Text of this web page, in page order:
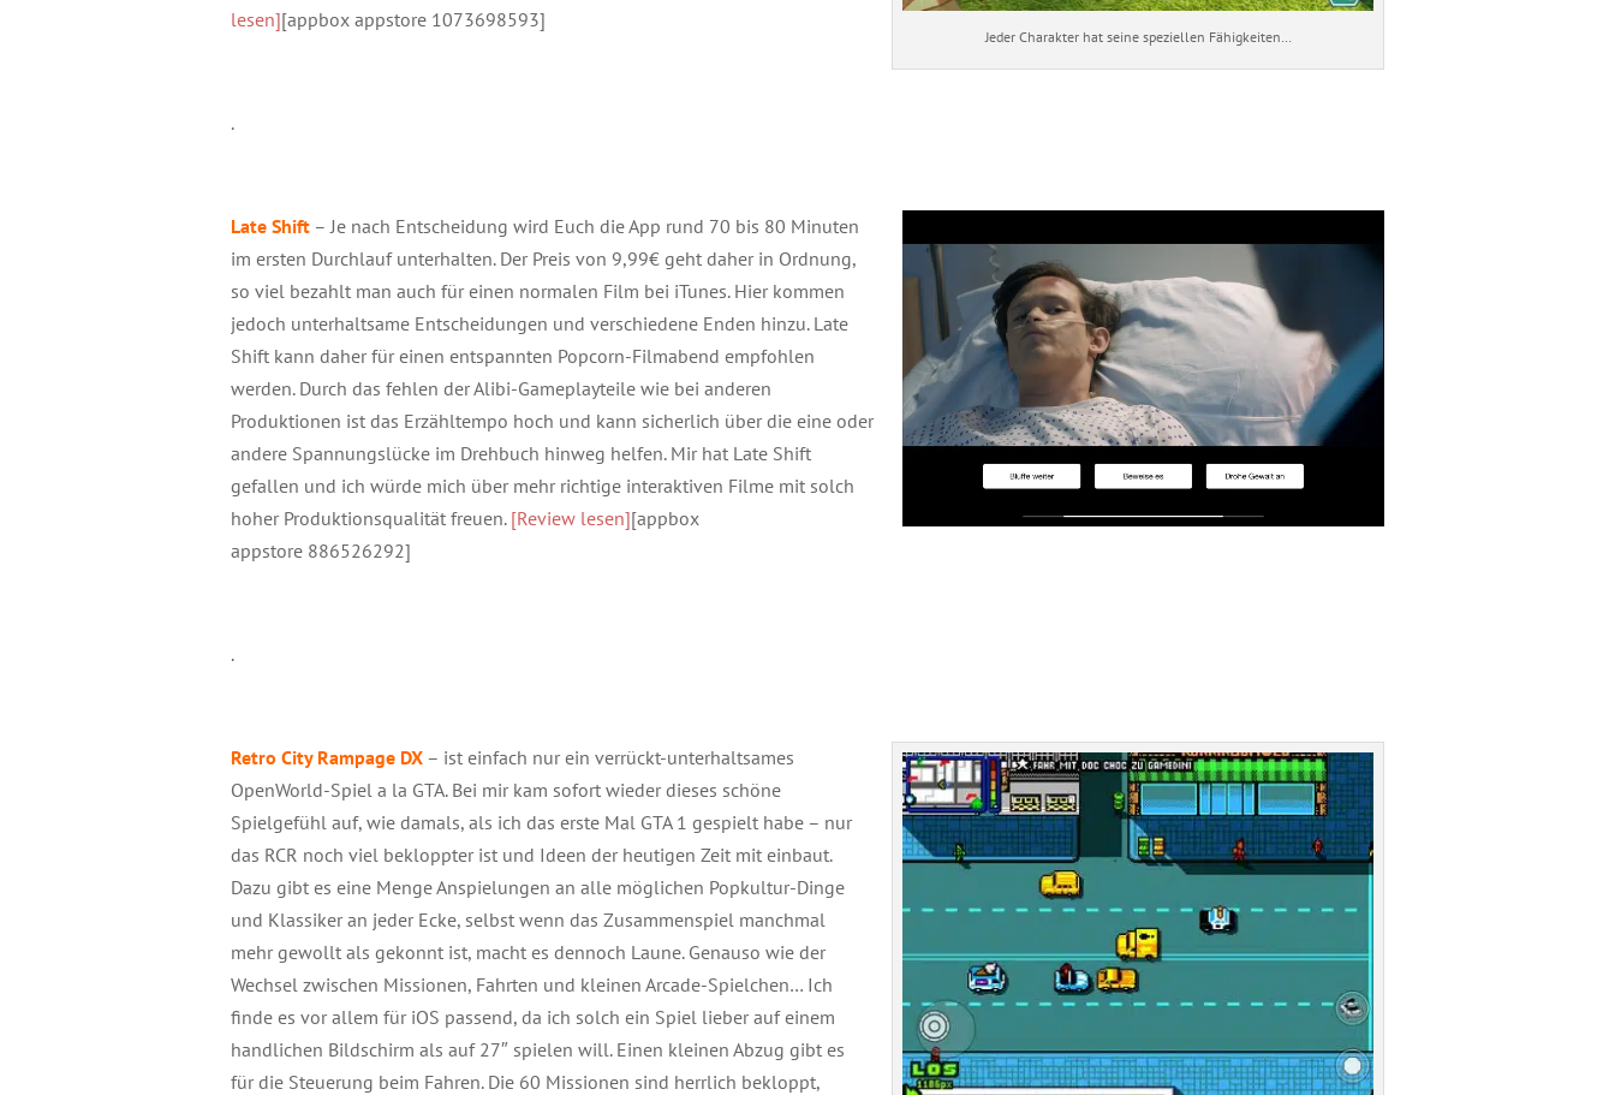
Jeder Charakter hat seine speziellen Fähigkeiten…
lesen][appbox appstore 1073698593]
.
Late Shift – Je nach Entscheidung wird Euch die App rund 70 bis 80 Minuten
im ersten Durchlauf unterhalten. Der Preis von 9,99€ geht daher in Ordnung,
so viel bezahlt man auch für einen normalen Film bei iTunes. Hier kommen
jedoch unterhaltsame Entscheidungen und verschiedene Enden hinzu. Late
Shift kann daher für einen entspannten Popcorn-Filmabend empfohlen
werden. Durch das fehlen der Alibi-Gameplayteile wie bei anderen
Produktionen ist das Erzähltempo hoch und kann sicherlich über die eine oder
andere Spannungslücke im Drehbuch hinweg helfen. Mir hat Late Shift
gefallen und ich würde mich über mehr richtige interaktiven Filme mit solch
hoher Produktionsqualität freuen. [Review lesen][appbox
appstore 886526292]
.
Retro City Rampage DX – ist einfach nur ein verrückt-unterhaltsames
OpenWorld-Spiel a la GTA. Bei mir kam sofort wieder dieses schöne
Spielgefühl auf, wie damals, als ich das erste Mal GTA 1 gespielt habe – nur
das RCR noch viel bekloppter ist und Ideen der heutigen Zeit mit einbaut.
Dazu gibt es eine Menge Anspielungen an alle möglichen Popkultur-Dinge
und Klassiker an jeder Ecke, selbst wenn das Zusammenspiel manchmal
mehr gewollt als gekonnt ist, macht es dennoch Laune. Genauso wie der
Wechsel zwischen Missionen, Fahrten und kleinen Arcade-Spielchen… Ich
finde es vor allem für iOS passend, da ich solch ein Spiel lieber auf einem
handlichen Bildschirm als auf 27″ spielen will. Einen kleinen Abzug gibt es
für die Steuerung beim Fahren. Die 60 Missionen sind herrlich bekloppt,